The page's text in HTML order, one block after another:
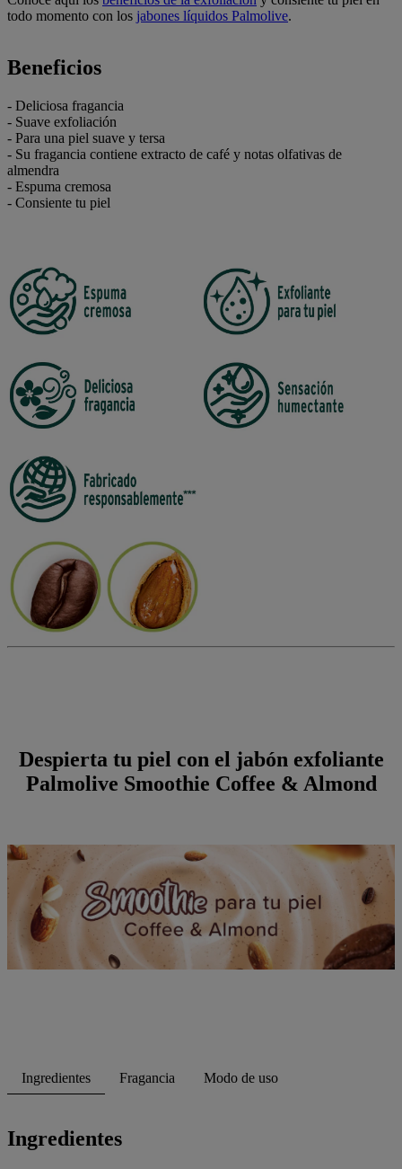
todo momento con los jabones líquidos Palmolive.
Beneficios
- Deliciosa fragancia
- Suave exfoliación
- Para una piel suave y tersa
- Su fragancia contiene extracto de café y notas olfativas de
almendra
- Espuma cremosa
- Consiente tu piel
Despierta tu piel con el jabón exfoliante
Palmolive Smoothie Coffee & Almond
Ingredientes Fragancia Modo de uso
Ingredientes